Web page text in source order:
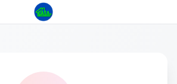
- Tu Casa RD